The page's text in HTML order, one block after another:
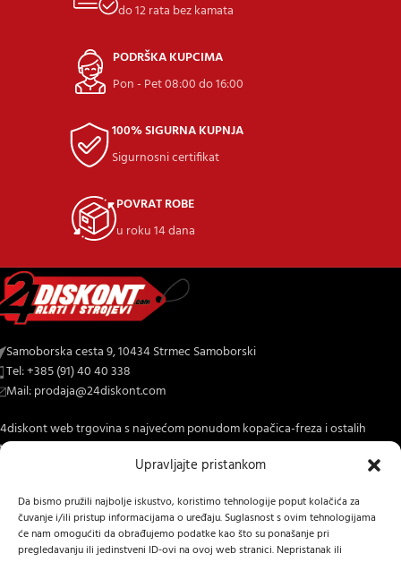
Upravljajte pristankom
Da bismo pružili najbolje iskustvo, koristimo tehnologije poput kolačića za
čuvanje i/ili pristup informacijama o uređaju. Suglasnost s ovim tehnologijama
će nam omogućiti da obrađujemo podatke kao što su ponašanje pri
pregledavanju ili jedinstveni ID-ovi na ovoj web stranici. Nepristanak ili
do 12 rata bez kamata
PODRŠKA KUPCIMA
Pon - Pet 08:00 do 16:00
100% SIGURNA KUPNJA
Sigurnosni certifikat
POVRAT ROBE
u roku 14 dana
Samoborska cesta 9, 10434 Strmec Samoborski
Tel: +385 (91) 40 40 338
Mail: prodaja@24diskont.com
web trgovina s najvećom ponudom kopačica-freza i ostalih
za dom i vrt.
INFORMACIJE O KUPNJI